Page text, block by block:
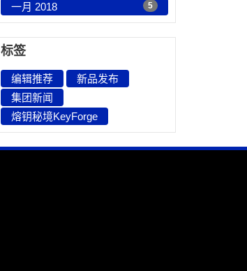
一月 2018 5
标签
编辑推荐
新品发布
集团新闻
熔钥秘境KeyForge